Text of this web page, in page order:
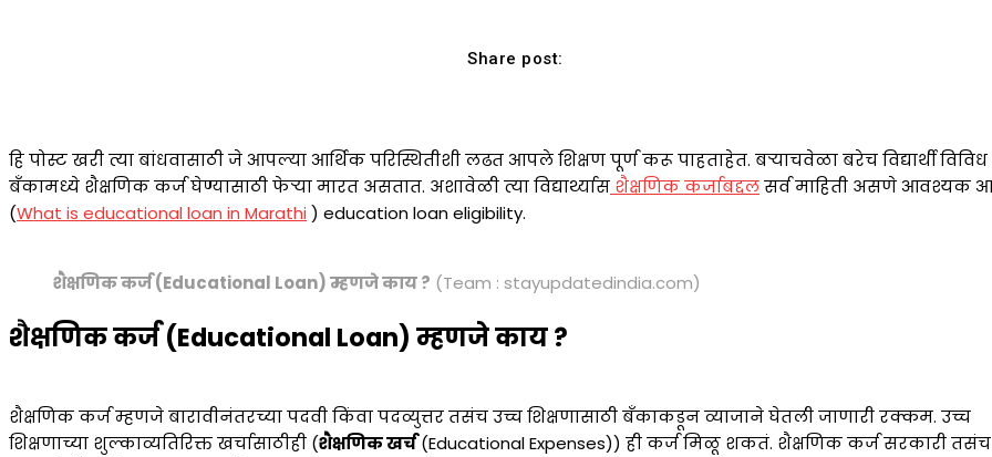
Share post:
हि पोस्ट खरी त्या बांधवासाठी जे आपल्या आर्थिक परिस्थितीशी लढत आपले शिक्षण पूर्ण करू पाहताहेत. बऱ्याचवेळा बरेच विद्यार्थी विविध
बँकामध्ये शैक्षणिक कर्ज घेण्यासाठी फेऱ्या मारत असतात. अशावेळी त्या विद्यार्थ्यास शैक्षणिक कर्जाबद्दलसर्व माहिती असणे आवश्यक
(What is educational loan in Marathi ) education loan eligibility.
शैक्षणिक कर्ज (Educational Loan) म्हणजे काय ? (Team : stayupdatedindia.com)
शैक्षणिक कर्ज (Educational Loan) म्हणजे काय ?
शैक्षणिक कर्ज म्हणजे बारावीनंतरच्या पदवी किंवा पदव्युत्तर तसंच उच्च शिक्षणासाठी बँकाकडून व्याजाने घेतली जाणारी रक्कम. उच्च
शिक्षणाच्या शुल्काव्यतिरिक्त खर्चासाठीही (शैक्षणिक खर्च(Educational Expenses)) ही कर्ज मिळू शकतं. शैक्षणिक कर्ज सरकारी तसंच